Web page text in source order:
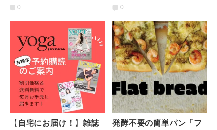
おやつ」3選【成城石井
0
ブンイレブン編】
0
【自宅にお届け！】雑誌 発酵不要の簡単パン「フ